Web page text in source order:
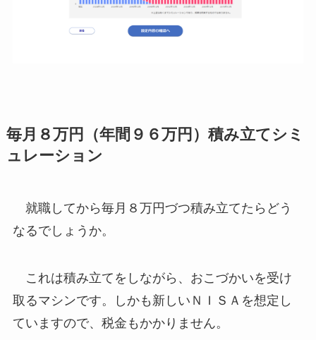
毎月８万円（年間９６万円）積み立てシミ
ュレーション
就職してから毎月８万円づつ積み立てたらどう
なるでしょうか。
これは積み立てをしながら、おこづかいを受け
取るマシンです。しかも新しいＮＩＳＡを想定し
ていますので、税金もかかりません。